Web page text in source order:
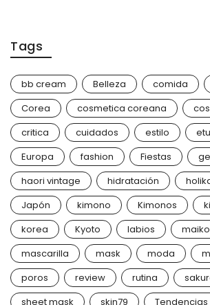
Tags
bb cream Belleza comida
Corea
cosmetica coreana
critica
cuidados estilo
Europa
fashion Fiestas
haori vintage
hidratación
Japón
kimono Kimonos
korea
Kyoto labios maiko
mascarilla
mask moda
poros
review rutina
sheet mask
skin79 Tendencias